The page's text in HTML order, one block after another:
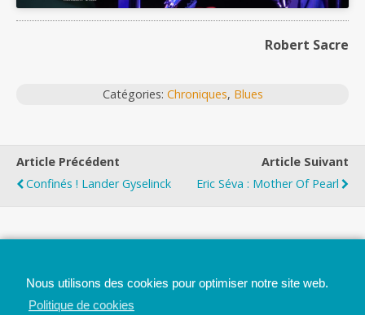
Robert Sacre
Catégories: Chroniques, Blues
Article Précédent
Confinés ! Lander Gyselinck
Article Suivant
Eric Séva : Mother Of Pearl
Nous utilisons des cookies pour optimiser notre site web.
Politique de cookies